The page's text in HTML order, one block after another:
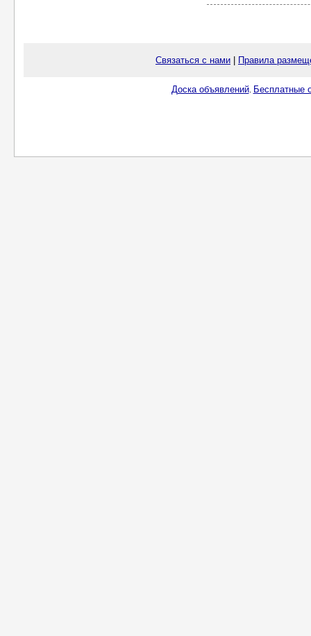
Связаться с нами Правила
Доска объявлений. Бесплатные